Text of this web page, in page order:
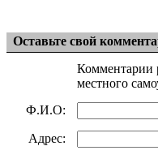
Оставьте свой
Комментарии
местного
Ф.И.О:
Адрес: